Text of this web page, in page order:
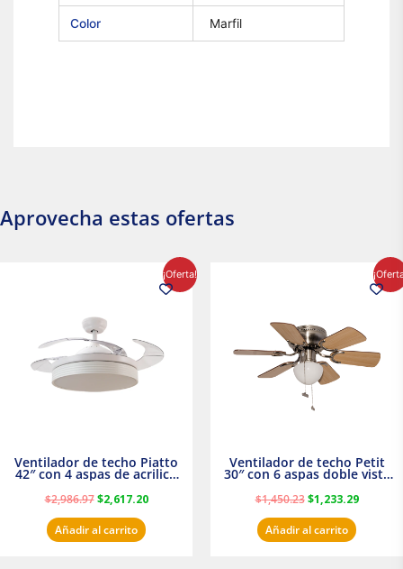
Color Marfil
Aprovecha estas ofertas
¡Oferta!
Ventilador de techo Piatto
42″ con 4 aspas de acrilico
transparente
$2,986.97
$2,986.97.
$2,617.20
precio
actual
Añadir al carrito
Ventilador de techo Petit
30″ con 6 aspas doble vista
Satinado Masterfan
$1,450.23
$1,450.23.
$1,233.29
precio
actual
Añadir al carrito